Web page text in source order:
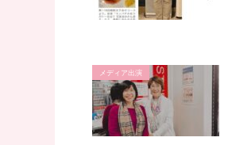
メディア出演